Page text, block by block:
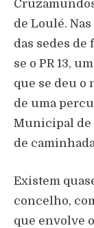
de Loulé.
das sedes
se o PR 13,
que se deu o
de uma
Municipal de
de
Existem
concelho,
que envolve